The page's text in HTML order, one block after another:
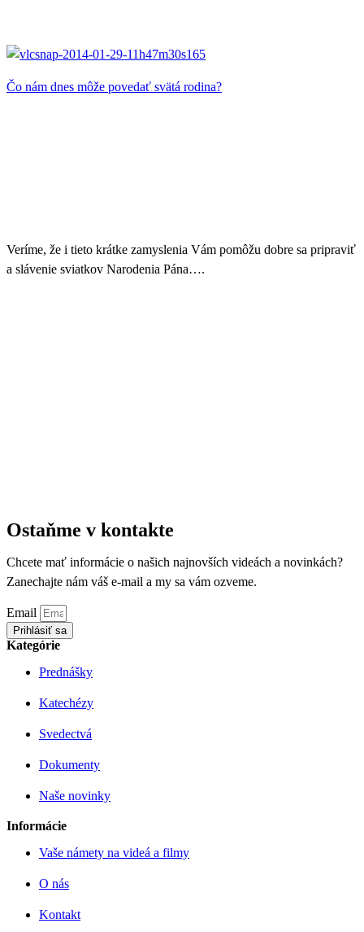
Čo nám dnes môže povedať svätá rodina?
Veríme, že i tieto krátke zamyslenia Vám pomôžu dobre sa pripraviť
a slávenie sviatkov Narodenia Pána….
Ostaňme v kontakte
Chcete mať informácie o našich najnovších videách a novinkách?
Zanechajte nám váš e-mail a my sa vám ozveme.
Email
Prihlásiť sa
Kategórie
Prednášky
Katechézy
Svedectvá
Dokumenty
Naše novinky
Informácie
Vaše námety na videá a filmy
O nás
Kontakt